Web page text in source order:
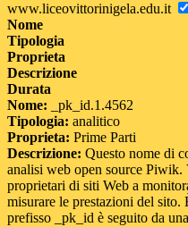
www.liceovittorinigela.edu.it
Nome
Tipologia
Proprieta
Descrizione
Durata
Nome: _pk_id.1.4562
Tipologia: analitico
Proprieta: Prime Parti
Descrizione: Questo nome di
analisi web open source Piwik.
proprietari di siti Web a
misurare le prestazioni del
prefisso _pk_id è seguito da